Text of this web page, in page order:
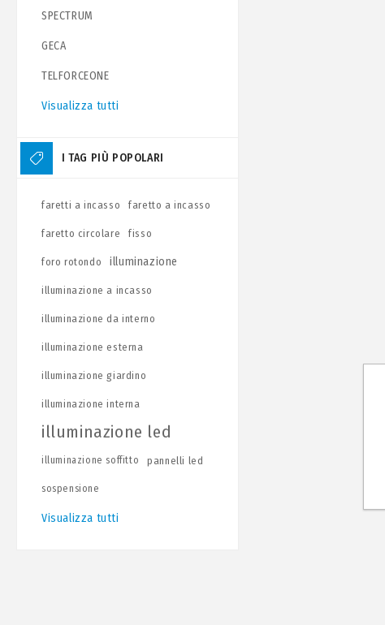
SPECTRUM
GECA
TELFORCEONE
Visualizza tutti
I TAG PIÙ POPOLARI
faretti a incasso faretto a incasso
faretto circolare fisso
foro rotondo illuminazione
illuminazione a incasso
illuminazione da interno
illuminazione esterna
illuminazione giardino
illuminazione interna
illuminazione led
illuminazione soffitto pannelli led
sospensione
Visualizza tutti